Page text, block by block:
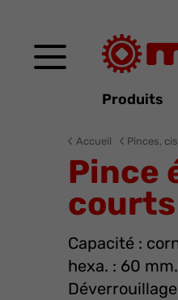
Produits
Accueil Pinces,
Pince
Capacité :
hexa. : 60